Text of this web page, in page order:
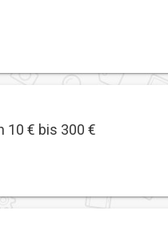
10 € bis 300 €